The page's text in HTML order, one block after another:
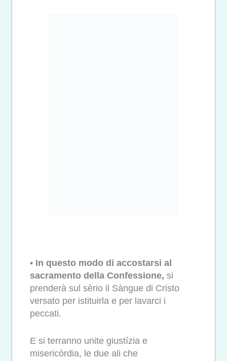
• In questo modo di accostarsi al
sacramento della Confessione, si
prenderà sul sèrio il Sàngue di Cristo
versato per istituirla e per lavarci i
peccati.
E si terranno unite giustízia e
misericòrdia, le due ali che